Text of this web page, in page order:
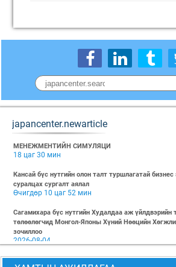
japancenter.newarticle
МЕНЕЖМЕНТИЙН СИМУЛЯЦИ
18 цаг 30 мин
Кансай бүс нутгийн олон талт туршлагатай бизнес
суралцах сургалт аялал
Өчигдөр 10 цаг 52 мин
Сагамихара бүс нутгийн Худалдаа аж үйлдвэрийн
төлөөлөгчид Монгол-Японы Хүний Нөөцийн
зочиллоо
2026-08-04
"БИЗНЕС БА ХҮНИЙ ЭРХ" Нээлттэй семинарын